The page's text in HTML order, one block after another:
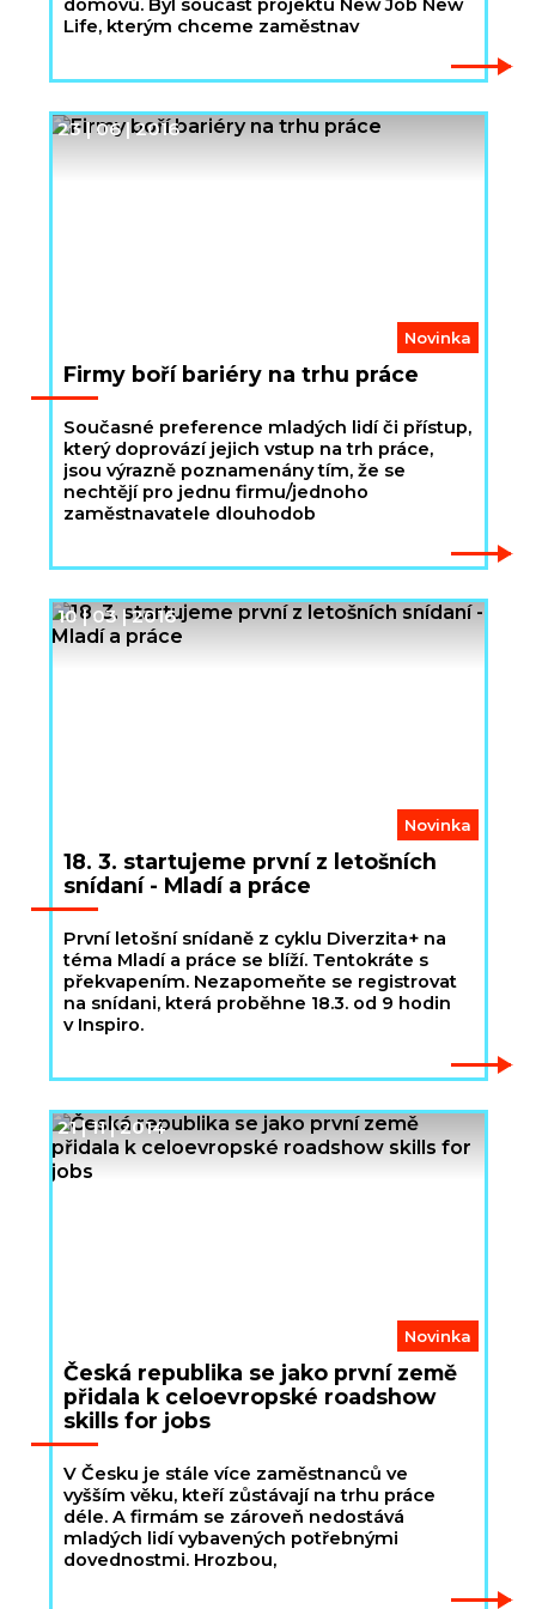
domovů. Byl součást projektu New Job New
Life, kterým chceme zaměstnav
Novinka
Firmy boří bariéry na trhu práce
23 | 06 | 2016
Současné preference mladých lidí či přístup,
který doprovází jejich vstup na trh práce,
jsou výrazně poznamenány tím, že se
nechtějí pro jednu firmu/jednoho
zaměstnavatele dlouhodob
Novinka
18. 3. startujeme první z letošních
snídaní - Mladí a práce
10 | 03 | 2016
První letošní snídaně z cyklu Diverzita+ na
téma Mladí a práce se blíží. Tentokráte s
překvapením. Nezapomeňte se registrovat
na snídani, která proběhne 18.3. od 9 hodin
v Inspiro.
Novinka
Česká republika se jako první země
přidala k celoevropské roadshow
skills for jobs
21 | 11 | 2014
V Česku je stále více zaměstnanců ve
vyšším věku, kteří zůstávají na trhu práce
déle. A firmám se zároveň nedostává
mladých lidí vybavených potřebnými
dovednostmi. Hrozbou,